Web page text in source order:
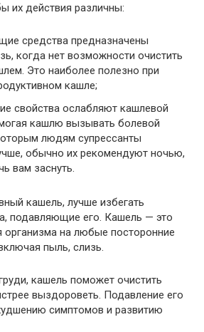
их действия различны:
средства предназначены
когда нет возможности очистить
Это наиболее полезно при
кашле;
свойства ослабляют кашлевой
кашлю вызывать болевой
людям супрессанты
обычно их рекомендуют ночью,
вам заснуть.
кашель, лучше избегать
подавляющие его. Кашель — это
организма на любые посторонние
пыль, слизь.
кашель поможет очистить
выздороветь. Подавление его
симптомов и развитию